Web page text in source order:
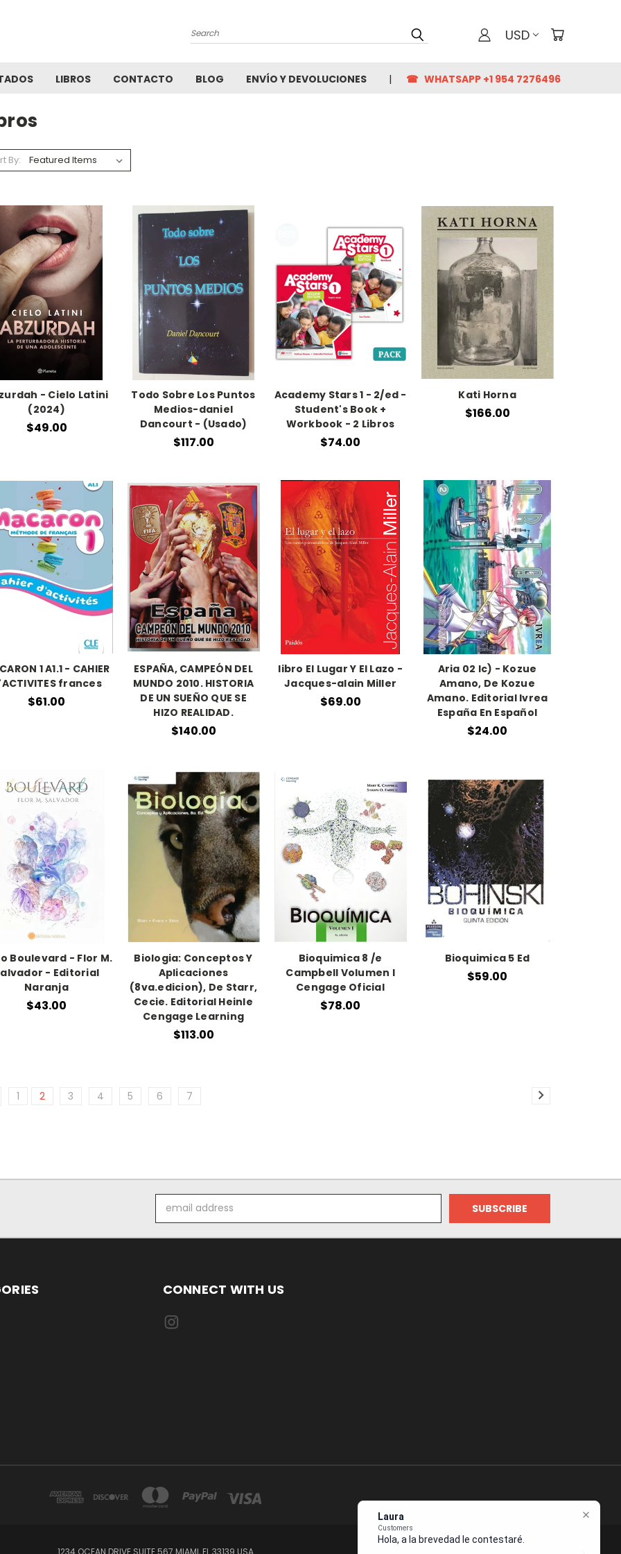
Search USD
LIBROS CONTACTO BLOG ENVÍO Y DEVOLUCIONES ☎ WHATSAPP +1 954 7276496
By:
- Cielo Latini
(2024)
$49.00
Todo Sobre Los Puntos
Medios-daniel
Dancourt - (Usado)
$117.00
Academy Stars 1 - 2/ed -
Student's Book +
Workbook - 2 Libros
$74.00
Kati Horna
$166.00
1 A1.1 - CAHIER
frances
$61.00
ESPAÑA, CAMPEÓN DEL
MUNDO 2010. HISTORIA
DE UN SUEÑO QUE SE
HIZO REALIDAD.
$140.00
libro El Lugar Y El Lazo -
Jacques-alain Miller
$69.00
Aria 02 Ic) - Kozue
Amano, De Kozue
Amano. Editorial Ivrea
España En Español
$24.00
Boulevard - Flor M.
- Editorial
Naranja
$43.00
Biologia: Conceptos Y
Aplicaciones
(8va.edicion), De Starr,
Cecie. Editorial Heinle
Cengage Learning
$113.00
Bioquimica 8 /e
Campbell Volumen I
Cengage Oficial
$78.00
Bioquimica 5 Ed
$59.00
1 2 3 4 5 6 7
Address
CONNECT WITH US
1234 OCEAN DRIVE SUITE 567 MIAMI, FL 33139 USA